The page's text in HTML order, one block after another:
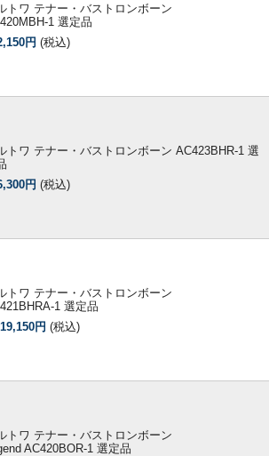
トワ テナー・バストロンボーン
1 選定品
円 (税込)
トワ テナー・バストロンボーン AC423BHR-1 選
円 (税込)
トワ テナー・バストロンボーン
1 選定品
円 (税込)
トワ テナー・バストロンボーン
AC420BOR-1 選定品